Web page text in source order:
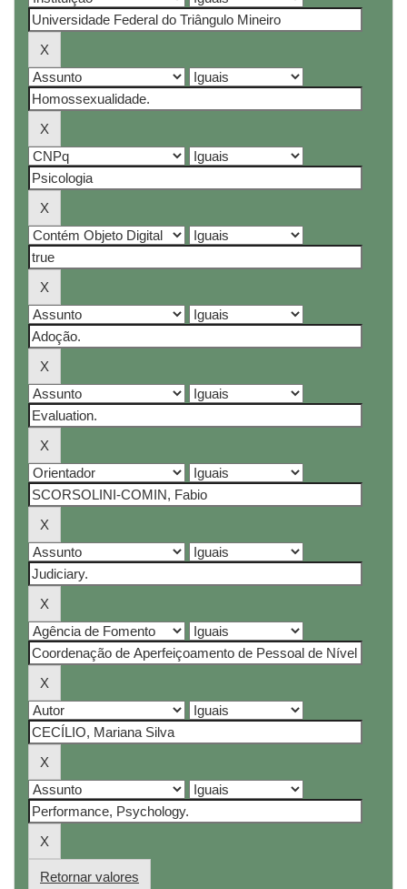
Retornar valores